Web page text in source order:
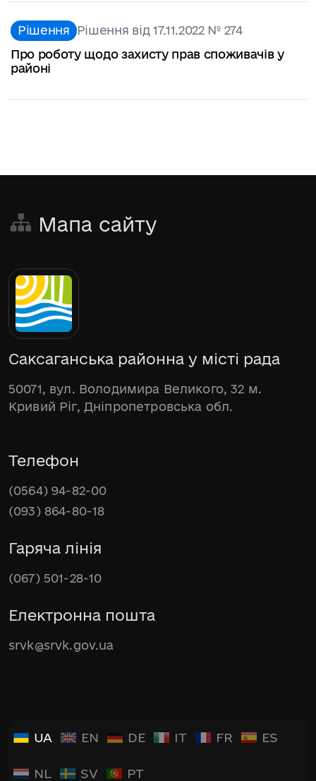
Рішення Рішення від 17.11.2022 № 274
Про роботу щодо захисту прав споживачів у
районі
Мапа сайту
Саксаганська районна у місті рада
50071, вул. Володимира Великого, 32 м.
Кривий Ріг, Дніпропетровська обл.
Телефон
(0564) 94-82-00
(093) 864-80-18
Гаряча лінія
(067) 501-28-10
Електронна пошта
srvk@srvk.gov.ua
UA EN DE IT FR ES
NL SV PT